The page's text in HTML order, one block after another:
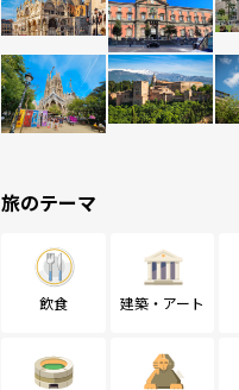
旅のテーマ
飲食 建築・アート